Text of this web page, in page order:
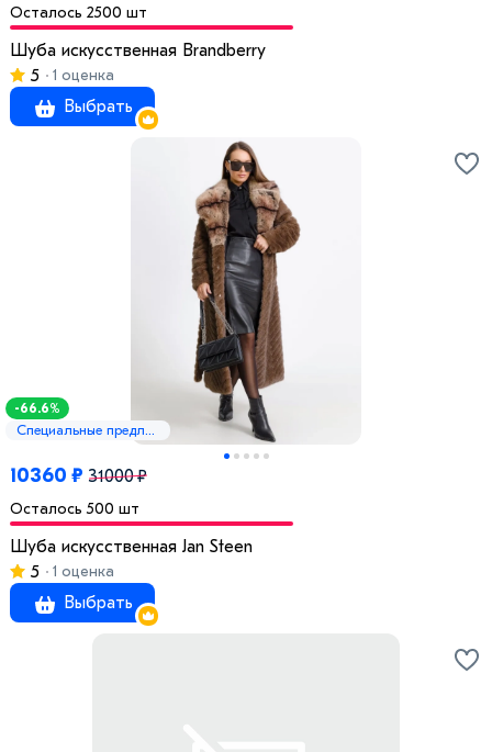
Осталось 2500 шт
Шуба искусственная Brandberry
5
1 оценка
Выбрать
-66.6%
Специальные предложения
10360 ₽ 31000 ₽
Осталось 500 шт
Шуба искусственная Jan Steen
5
1 оценка
Выбрать